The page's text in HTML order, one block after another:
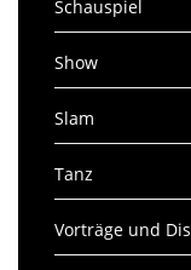
Schauspiel
Show
Slam
Tanz
Vorträge und